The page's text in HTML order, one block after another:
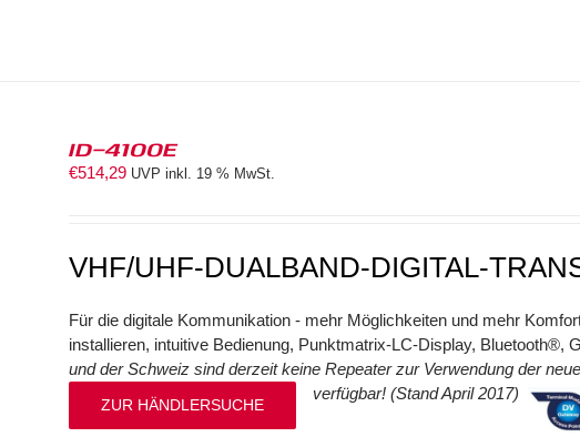
ID-4100E
€514,29 UVP inkl. 19 % MwSt.
VHF/UHF-DUALBAND-DIGITAL-
Für die digitale Kommunikation - mehr Möglichkeiten und mehr
installieren, intuitive Bedienung, Punktmatrix-LC-Display,
und der Schweiz sind derzeit keine Repeater zur Verwendung der
verfügbar! (Stand April 2017)
ZUR HÄNDLERSUCHE